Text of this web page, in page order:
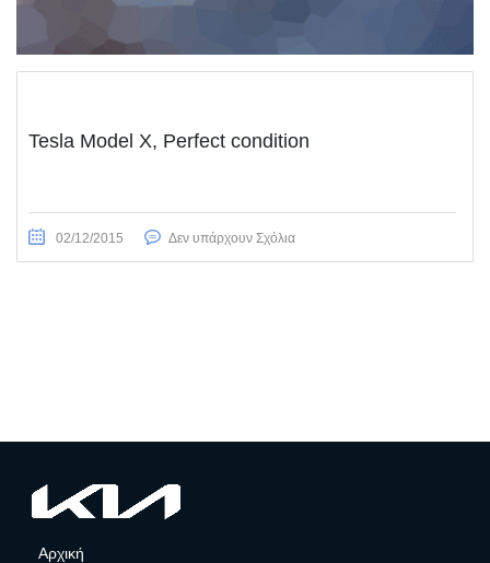
Tesla Model X, Perfect condition
02/12/2015 Δεν υπάρχουν Σχόλια
Αρχική